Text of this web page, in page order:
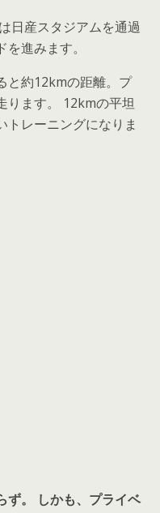
日産スタジアムを通過
進みます。
と約12kmの距離。プ
ります。 12kmの平坦
トレーニングになりま
。
しかも、プライベ